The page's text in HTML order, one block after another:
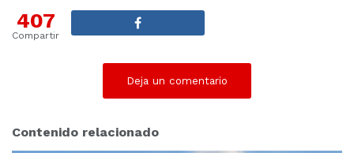
407
Compartir
Deja un comentario
Contenido relacionado